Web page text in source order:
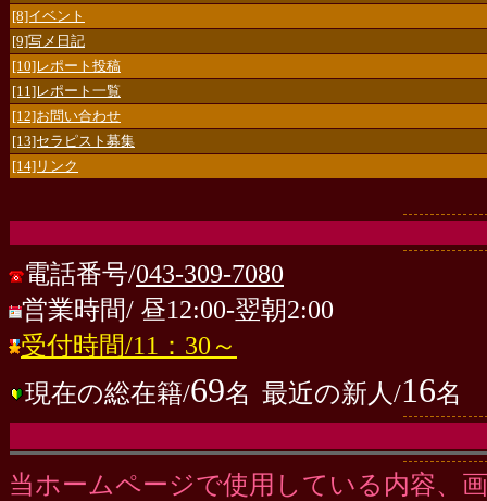
[8]イベント
[9]写メ日記
[10]レポート投稿
[11]レポート一覧
[12]お問い合わせ
[13]セラピスト募集
[14]リンク
電話番号/043-309-7080
営業時間/ 昼12:00-翌朝2:00
受付時間/11：30～
現在の総在籍/69名 最近の新人/16名
当ホームページで使用している内容、